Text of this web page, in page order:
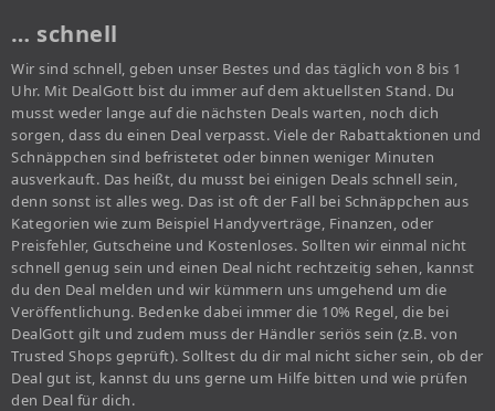
… schnell
Wir sind schnell, geben unser Bestes und das täglich von 8 bis 1
Uhr. Mit DealGott bist du immer auf dem aktuellsten Stand. Du
musst weder lange auf die nächsten Deals warten, noch dich
sorgen, dass du einen Deal verpasst. Viele der Rabattaktionen und
Schnäppchen sind befristetet oder binnen weniger Minuten
ausverkauft. Das heißt, du musst bei einigen Deals schnell sein,
denn sonst ist alles weg. Das ist oft der Fall bei Schnäppchen aus
Kategorien wie zum Beispiel Handyverträge, Finanzen, oder
Preisfehler, Gutscheine und Kostenloses. Sollten wir einmal nicht
schnell genug sein und einen Deal nicht rechtzeitig sehen, kannst
du den Deal melden und wir kümmern uns umgehend um die
Veröffentlichung. Bedenke dabei immer die 10% Regel, die bei
DealGott gilt und zudem muss der Händler seriös sein (z.B. von
Trusted Shops geprüft). Solltest du dir mal nicht sicher sein, ob der
Deal gut ist, kannst du uns gerne um Hilfe bitten und wie prüfen
den Deal für dich.